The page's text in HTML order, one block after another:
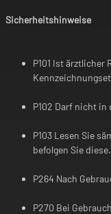
Sicherheitshinweise
P101 Ist ärztlicher
P102 Darf nicht in
P103 Lesen Sie
befolgen Sie diese.
P264 Nach
P270 Bei